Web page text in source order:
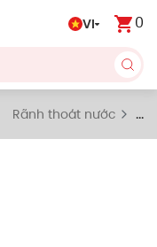
VI 0
Rãnh thoát nước